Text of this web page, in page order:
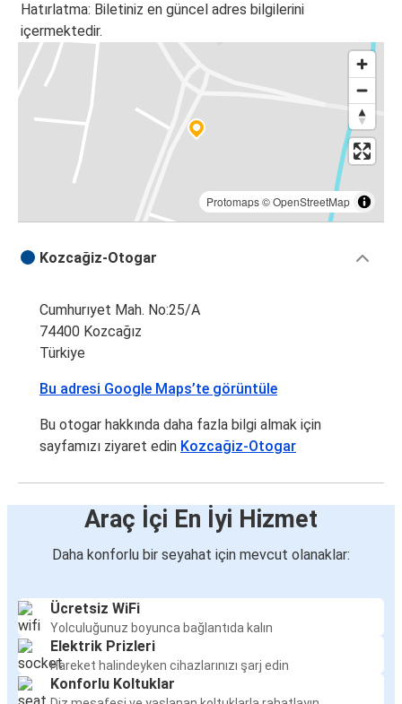
Hatırlatma: Biletiniz en güncel adres bilgilerini
içermektedir.
Protomaps©OpenStreetMap
Kozcağiz-Otogar
Cumhurıyet Mah. No:25/A
74400 Kozcağız
Türkiye
Bu adresi Google Maps’te görüntüle
Bu otogar hakkında daha fazla bilgi almak için
sayfamızı ziyaret edin Kozcağiz-Otogar
Araç İçi En İyi Hizmet
Daha konforlu bir seyahat için mevcut olanaklar:
Ücretsiz WiFi
Yolculuğunuz boyunca bağlantıda kalın
Elektrik Prizleri
Hareket halindeyken cihazlarınızı şarj edin
Konforlu Koltuklar